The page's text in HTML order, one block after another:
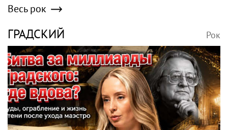
Весь рок
ГРАДСКИЙ Рок